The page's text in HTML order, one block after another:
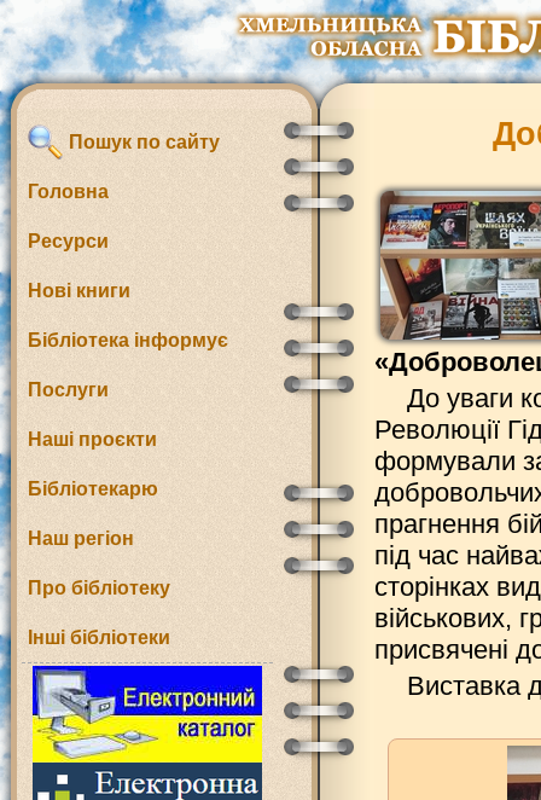
Пошук по сайту
Головна
Ресурси
Нові книги
Бібліотека інформує
Послуги
Наші проєкти
Бібліотекарю
Наш регіон
Про бібліотеку
Інші бібліотеки
До уваги
Революції
формували
прагнення
під час
сторінках
військових,
присвячені
Виставка